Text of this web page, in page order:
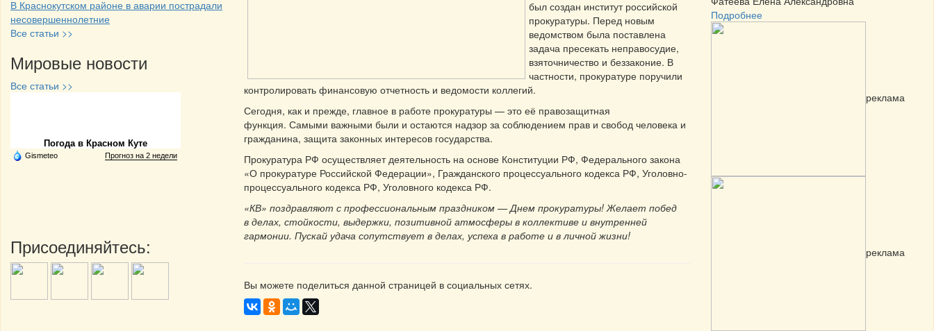
В Краснокутском районе в аварии пострадали
несовершеннолетние
Все статьи >>
Мировые новости
Все статьи >>
Погода в Красном Куте
Gismeteo Прогноз на 2 недели
Присоединяйтесь:
был создан институт российской
прокуратуры. Перед новым
ведомством была поставлена
задача пресекать неправосудие,
взяточничество и беззаконие. В
частности, прокуратуре поручили
контролировать финансовую отчетность и ведомости коллегий.
Сегодня, как и прежде, главное в работе прокуратуры — это её правозащитная
функция. Самыми важными были и остаются надзор за соблюдением прав и свобод человека и
гражданина, защита законных интересов государства.
Прокуратура РФ осуществляет деятельность на основе Конституции РФ, Федерального закона
«О прокуратуре Российской Федерации», Гражданского процессуального кодекса РФ, Уголовно-
процессуального кодекса РФ, Уголовного кодекса РФ.
«КВ» поздравляют с профессиональным праздником — Днем прокуратуры! Желает побед
в делах, стойкости, выдержки, позитивной атмосферы в коллективе и внутренней
гармонии. Пускай удача сопутствует в делах, успеха в работе и в личной жизни!
Вы можете поделиться данной страницей в социальных сетях.
Подробнее
реклама
реклама